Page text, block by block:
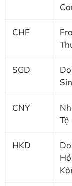
CHF
SGD
CNY
Tệ
HKD